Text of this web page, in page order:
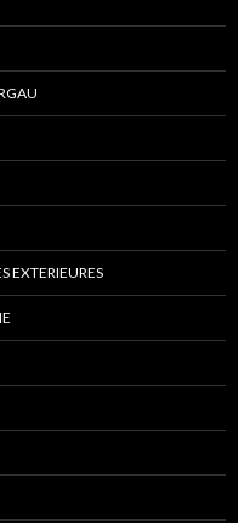
EXTERIEURES